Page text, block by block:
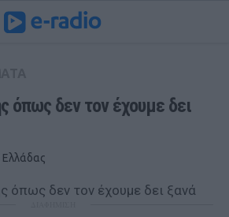
όπως δεν τον έχουμε δει
Ελλάδας